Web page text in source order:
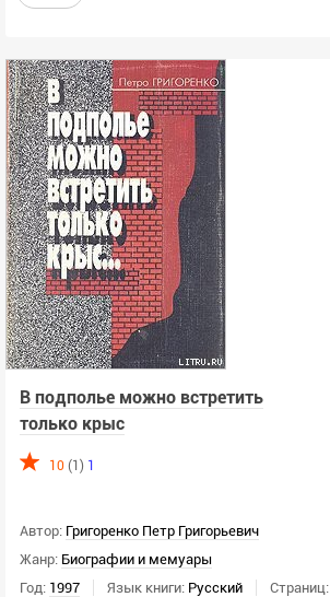
Текст книги:
Закончен или неизвестно
Сортировать:
По релевантности
СИ:
Не важно
Только СИ
Скрыть СИ
Только ЛП
Скрыть ЛП
В подполье можно встретить
только крыс
10 (1) 1
Автор: Григоренко Петр Григорьевич
Жанр: Биографии и мемуары
Год: 1997 Язык книги: Русский Страниц: